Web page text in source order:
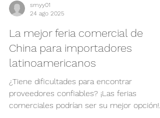
24 ago 2025
La mejor feria comercial de
China para importadores
latinoamericanos
¿Tiene dificultades para encontrar
proveedores confiables? ¡Las ferias